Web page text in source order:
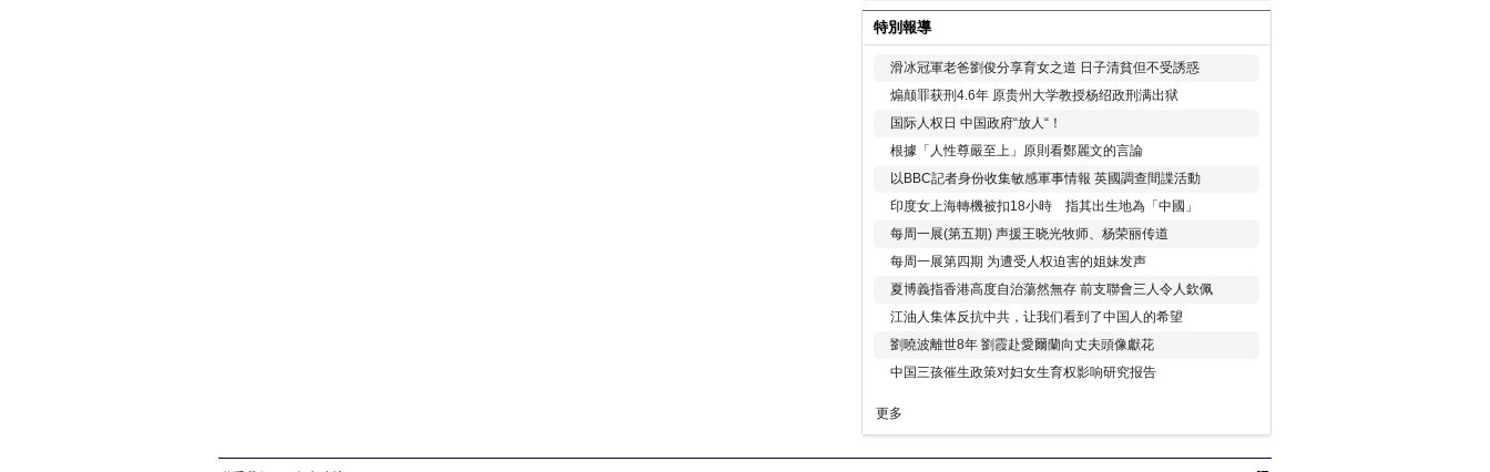
特別報導
滑冰冠軍老爸劉俊分享育女之道 日子清貧但不受誘惑
煽颠罪获刑4.6年 原贵州大学教授杨绍政刑满出狱
国际人权日 中国政府“放人“！
根據「人性尊嚴至上」原則看鄭麗文的言論
以BBC記者身份收集敏感軍事情報 英國調查間諜活動
印度女上海轉機被扣18小時 指其出生地為「中國」
每周一展(第五期) 声援王晓光牧师、杨荣丽传道
每周一展第四期 为遭受人权迫害的姐妹发声
夏博義指香港高度自治蕩然無存 前支聯會三人令人欽佩
江油人集体反抗中共，让我们看到了中国人的希望
劉曉波離世8年 劉霞赴愛爾蘭向丈夫頭像獻花
中国三孩催生政策对妇女生育权影响研究报告
更多